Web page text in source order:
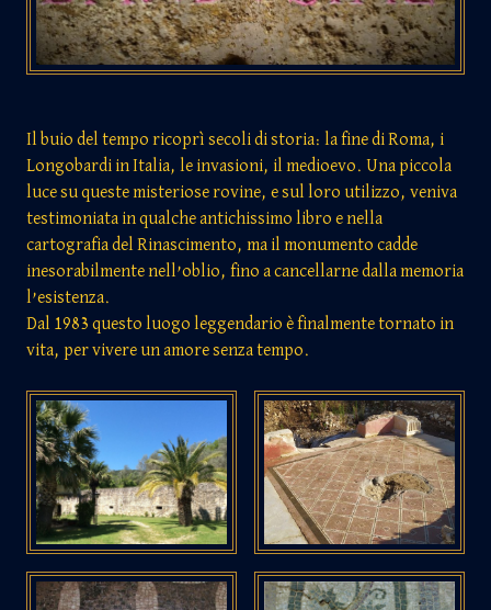
Il buio del tempo ricoprì secoli di storia: la fine di Roma, i
Longobardi in Italia, le invasioni, il medioevo. Una piccola
luce su queste misteriose rovine, e sul loro utilizzo, veniva
testimoniata in qualche antichissimo libro e nella
cartografia del Rinascimento, ma il monumento cadde
inesorabilmente nell’oblio, fino a cancellarne dalla memoria
l’esistenza.
Dal 1983 questo luogo leggendario è finalmente tornato in
vita, per vivere un amore senza tempo.